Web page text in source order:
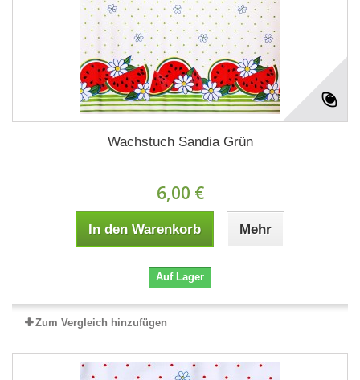
Wachstuch Sandia Grün
6,00 €
In den Warenkorb Mehr
Auf Lager
Zum Vergleich hinzufügen